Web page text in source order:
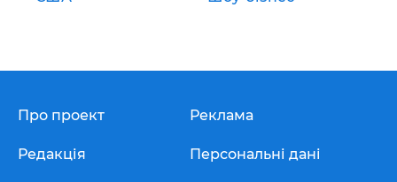
Про проект
Редакція
Реклама
Персональні дані